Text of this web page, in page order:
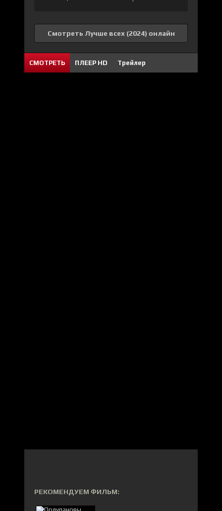
Смотреть Лучше всех (2024) онлайн
СМОТРЕТЬ ПЛЕЕР HD Трейлер
РЕКОМЕНДУЕМ ФИЛЬМ: